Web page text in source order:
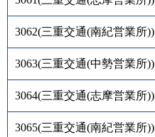
3062(三重交通(南紀営業所))
3063(三重交通(中勢営業所))
3064(三重交通(志摩営業所))
3065(三重交通(南紀営業所))